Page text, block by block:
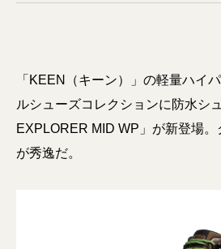
「KEEN（キーン）」の軽量ハイ
ルシューズコレクションに防水シ
EXPLORER MID WP」が新登場
が秀逸だ。